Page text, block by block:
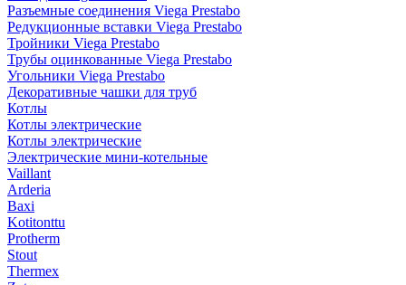
Разъемные соединения Viega Prestabo
Редукционные вставки Viega Prestabo
Тройники Viega Prestabo
Трубы оцинкованные Viega Prestabo
Угольники Viega Prestabo
Декоративные чашки для труб
Котлы
Котлы электрические
Котлы электрические
Электрические мини-котельные
Vaillant
Arderia
Baxi
Kotitonttu
Protherm
Stout
Thermex